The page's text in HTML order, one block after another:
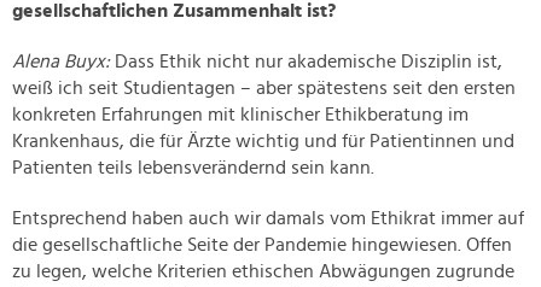
gesellschaftlichen Zusammenhalt ist?
Alena Buyx:Dass Ethik nicht nur akademische Disziplin ist,
weiß ich seit Studientagen – aber spätestens seit den ersten
konkreten Erfahrungen mit klinischer Ethikberatung im
Krankenhaus, die für Ärzte wichtig und für Patientinnen und
Patienten teils lebensverändernd sein kann.
Entsprechend haben auch wir damals vom Ethikrat immer auf
die gesellschaftliche Seite der Pandemie hingewiesen. Offen
zu legen, welche Kriterien ethischen Abwägungen zugrunde